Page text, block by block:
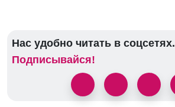
Нас удобно читать в соцсетях.
Подписывайся!